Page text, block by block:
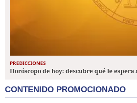
PREDICCIONES
Horóscopo de hoy: descubre qué le espera
CONTENIDO PROMOCIONADO